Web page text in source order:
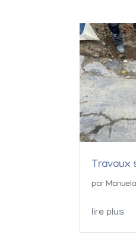
Travaux
par
lire plus